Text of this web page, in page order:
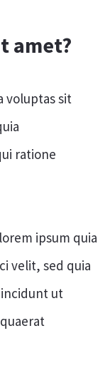
amet?
voluptas sit
ratione
ipsum quia
velit, sed quia
ut